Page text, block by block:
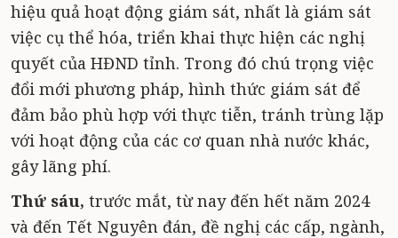
hiệu quả hoạt động giám sát, nhất là giám sát
việc cụ thể hóa, triển khai thực hiện các nghị
quyết của HĐND tỉnh. Trong đó chú trọng việc
đổi mới phương pháp, hình thức giám sát để
đảm bảo phù hợp với thực tiễn, tránh trùng lặp
với hoạt động của các cơ quan nhà nước khác,
gây lãng phí.
Thứ sáu, trước mắt, từ nay đến hết năm 2024
và đến Tết Nguyên đán, đề nghị các cấp, ngành,